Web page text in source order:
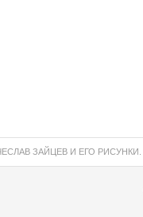
ЗАЙЦЕВ И ЕГО РИСУНКИ.